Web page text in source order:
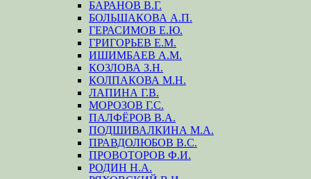
БАРАНОВ В.Г.
БОЛЬШАКОВА А.П.
ГЕРАСИМОВ Е.Ю.
ГРИГОРЬЕВ Е.М.
ИШИМБАЕВ А.М.
КОЗЛОВА З.Н.
КОЛПАКОВА М.Н.
ЛАПИНА Г.В.
МОРОЗОВ Г.С.
ПАЛФЁРОВ В.А.
ПОДШИВАЛКИНА М.А.
ПРАВДОЛЮБОВ В.С.
ПРОВОТОРОВ Ф.И.
РОДИН Н.А.